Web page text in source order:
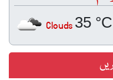
35 °C
Clouds